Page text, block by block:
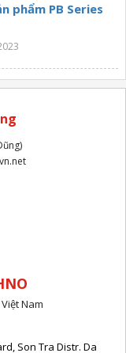
phẩm PB Series
Nam
Son Tra Distr. Da